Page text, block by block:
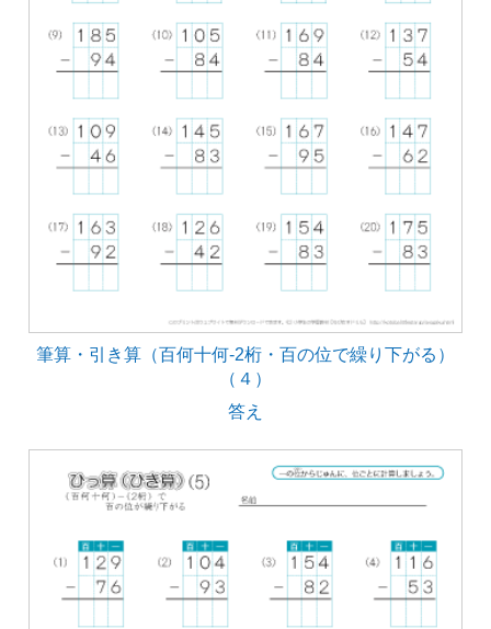
筆算・引き算（百何十何-2桁・百の位で繰り下がる）
（４）
答え